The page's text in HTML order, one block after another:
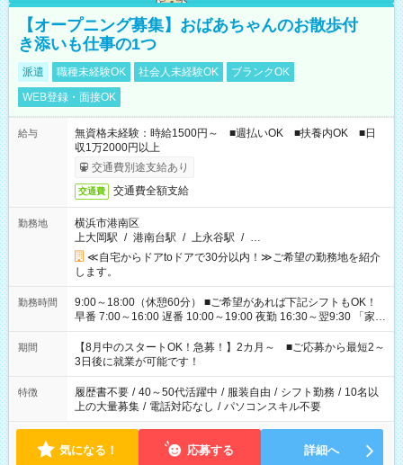
【オープニング募集】おばあちゃんのお散歩付
き添いも仕事の1つ
派遣 職種未経験OK 社会人未経験OK
ブランクOK
WEB登録・面接OK
給与
無資格未経験：時給1500円～ ■週払いOK ■扶養内OK ■日
収1万2000円以上
交通費別途支給あり
交通費 交通費全額支給
勤務地
横浜市港南区
上大岡駅 / 港南台駅 / 上永谷駅 / …
≪自宅からドアtoドアで30分以内！≫ご希望の勤務地を紹介
します。
勤務時間
9:00～18:00（休憩60分） ■ご希望があれば下記シフトもOK！
早番 7:00～16:00 遅番 10:00～19:00 夜勤 16:30～翌9:30 「家族
と休みを合わせたい」 「余裕を持って夕飯の準備がしたい」
「できれば残業はしたくない」 など、ご希望を教えてください
ね。 ※Wワーク希望の方へ 今ご覧のお仕事で希望する勤務時間
と、もう1つのお仕事の勤務時間。 合計で週40時間を超える場
合は応募できません。
期間
【8月中のスタートOK！急募！】2カ月～ ■ご応募から最短2～
3日後に就業が可能です！
特徴 履歴書不要 / 40～50代活躍中 / 服装自由 / シフト勤務 / 10名以
上の大量募集 / 電話対応なし / パソコンスキル不要
気になる！ 応募する 詳細へ